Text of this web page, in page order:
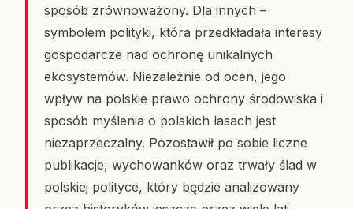
sposób zrównoważony. Dla innych –
symbolem polityki, która przedkładała interesy
gospodarcze nad ochronę unikalnych
ekosystemów. Niezależnie od ocen, jego
wpływ na polskie prawo ochrony środowiska i
sposób myślenia o polskich lasach jest
niezaprzeczalny. Pozostawił po sobie liczne
publikacje, wychowanków oraz trwały ślad w
polskiej polityce, który będzie analizowany